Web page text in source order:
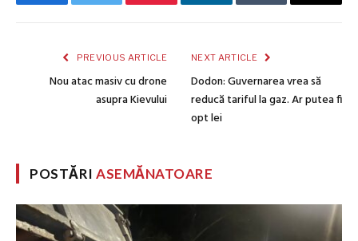
FacebookTwitter Pinterest LinkedInTumblr Email
PREVIOUS ARTICLE
Nou atac masiv cu drone
asupra Kievului
NEXT ARTICLE
Dodon: Guvernarea vrea să
reducă tariful la gaz. Ar putea fi
opt lei
POSTĂRIASEMĂNATOARE